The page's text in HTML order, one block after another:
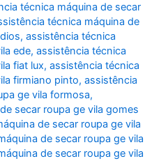
técnica máquina de secar
técnica máquina de
,assistência técnica
ede,assistência técnica
fiat lux,assistência técnica
firmiano pinto,assistência
ge vila formosa,
secar roupa ge vila gomes
de secar roupa ge vila
de secar roupa ge vila
de secar roupa ge vila